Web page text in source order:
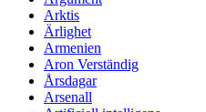
Arktis
Ärlighet
Armenien
Aron Verständig
Årsdagar
Arsenall